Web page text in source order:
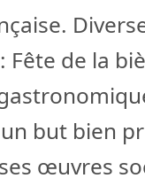
de la
but bien
œuvres